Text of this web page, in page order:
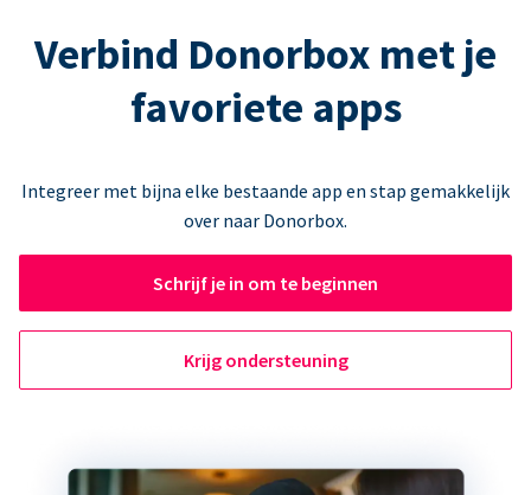
Verbind Donorbox met je
favoriete apps
Integreer met bijna elke bestaande app en stap gemakkelijk
over naar Donorbox.
Schrijf je in om te beginnen
Krijg ondersteuning